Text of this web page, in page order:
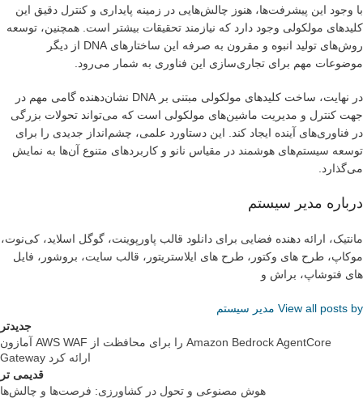
با وجود این پیشرفت‌ها، هنوز چالش‌هایی در زمینه پایداری و کنترل دقیق این
کلیدهای مولکولی وجود دارد که نیازمند تحقیقات بیشتر است. همچنین، توسعه
روش‌های تولید انبوه و مقرون به صرفه این ساختارهای DNA از دیگر
موضوعات مهم برای تجاری‌سازی این فناوری به شمار می‌رود.
در نهایت، ساخت کلیدهای مولکولی مبتنی بر DNA نشان‌دهنده گامی مهم در
جهت کنترل و مدیریت ماشین‌های مولکولی است که می‌تواند تحولات بزرگی
در فناوری‌های آینده ایجاد کند. این دستاورد علمی، چشم‌انداز جدیدی را برای
توسعه سیستم‌های هوشمند در مقیاس نانو و کاربردهای متنوع آن‌ها به نمایش
می‌گذارد.
درباره مدیر سیستم
مانتیک، ارائه دهنده فضایی برای دانلود قالب پاورپوینت، گوگل اسلاید، کی‌نوت،
موکاپ، طرح های وکتور، طرح های ایلاستریتور، قالب سایت، بروشور، فایل
های فتوشاپ، براش و
View all posts by مدیر سیستم
جدیدتر
آمازون AWS WAF را برای محافظت از Amazon Bedrock AgentCore
Gateway ارائه کرد
قدیمی تر
هوش مصنوعی و تحول در کشاورزی: فرصت‌ها و چالش‌ها